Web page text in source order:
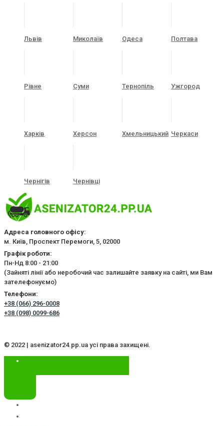
Львів Миколаїв Одеса Полтава
Рівне Суми Тернопіль Ужгород
Харків Херсон Хмельницький Черкаси
Чернігів Чернівці
Адреса головного офісу:
м. Київ, Проспект Перемоги, 5, 02000
Графік роботи:
Пн-Нд 8:00 - 21:00
(Зайняті лінії або неробочий час залишайте заявку на сайті, ми Вам
зателефонуємо)
Телефони:
+38 (066) 296-0008
+38 (098) 0099-686
© 2022 | asenizator24.pp.ua усі права захищені.